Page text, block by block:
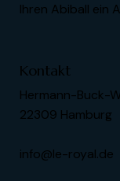
Ihren Abiball ein
Kontakt
Hermann-Buck-
22309 Hamburg
info@le-royal.de